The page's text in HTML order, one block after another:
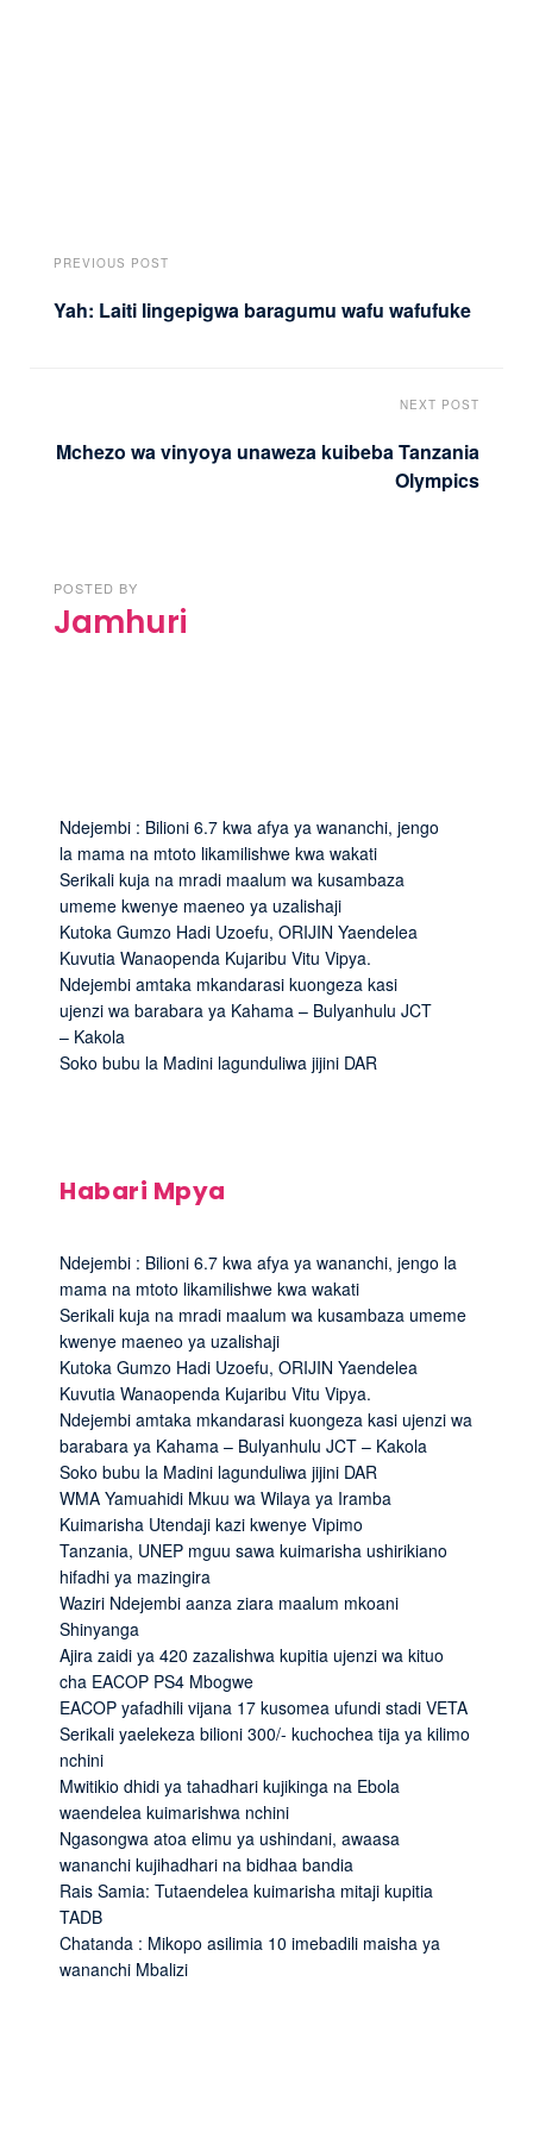
PREVIOUS POST
Yah: Laiti lingepigwa baragumu wafu wafufuke
NEXT POST
Mchezo wa vinyoya unaweza kuibeba Tanzania
Olympics
POSTED BY
Jamhuri
Ndejembi : Bilioni 6.7 kwa afya ya wananchi, jengo
la mama na mtoto likamilishwe kwa wakati
Serikali kuja na mradi maalum wa kusambaza
umeme kwenye maeneo ya uzalishaji
Kutoka Gumzo Hadi Uzoefu, ORIJIN Yaendelea
Kuvutia Wanaopenda Kujaribu Vitu Vipya.
Ndejembi amtaka mkandarasi kuongeza kasi
ujenzi wa barabara ya Kahama – Bulyanhulu JCT
– Kakola
Soko bubu la Madini lagunduliwa jijini DAR
Habari Mpya
Ndejembi : Bilioni 6.7 kwa afya ya wananchi, jengo la
mama na mtoto likamilishwe kwa wakati
Serikali kuja na mradi maalum wa kusambaza umeme
kwenye maeneo ya uzalishaji
Kutoka Gumzo Hadi Uzoefu, ORIJIN Yaendelea
Kuvutia Wanaopenda Kujaribu Vitu Vipya.
Ndejembi amtaka mkandarasi kuongeza kasi ujenzi wa
barabara ya Kahama – Bulyanhulu JCT – Kakola
Soko bubu la Madini lagunduliwa jijini DAR
WMA Yamuahidi Mkuu wa Wilaya ya Iramba
Kuimarisha Utendaji kazi kwenye Vipimo
Tanzania, UNEP mguu sawa kuimarisha ushirikiano
hifadhi ya mazingira
Waziri Ndejembi aanza ziara maalum mkoani
Shinyanga
Ajira zaidi ya 420 zazalishwa kupitia ujenzi wa kituo
cha EACOP PS4 Mbogwe
EACOP yafadhili vijana 17 kusomea ufundi stadi VETA
Serikali yaelekeza bilioni 300/- kuchochea tija ya kilimo
nchini
Mwitikio dhidi ya tahadhari kujikinga na Ebola
waendelea kuimarishwa nchini
Ngasongwa atoa elimu ya ushindani, awaasa
wananchi kujihadhari na bidhaa bandia
Rais Samia: Tutaendelea kuimarisha mitaji kupitia
TADB
Chatanda : Mikopo asilimia 10 imebadili maisha ya
wananchi Mbalizi